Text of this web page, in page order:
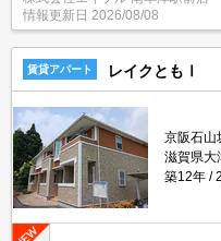
情報更新日 2026/08/08
賃貸アパート レイクともⅠ
京阪石山
滋賀県大
築12年